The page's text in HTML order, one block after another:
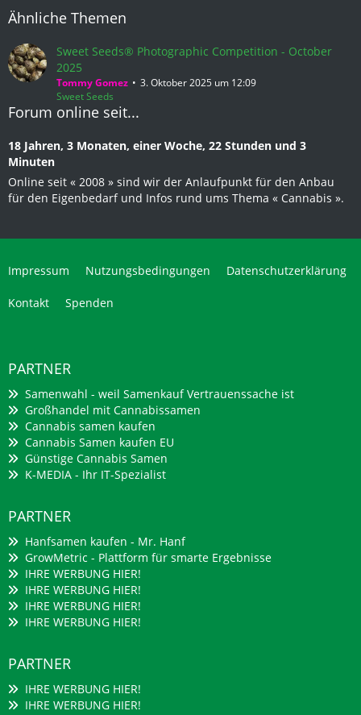
Ähnliche Themen
Sweet Seeds® Photographic Competition - October
2025
Tommy Gomez
3. Oktober 2025 um 12:09
Sweet Seeds
Forum online seit...
18 Jahren, 3 Monaten, einer Woche, 22 Stunden und 3
Minuten
Online seit « 2008 » sind wir der Anlaufpunkt für den Anbau
für den Eigenbedarf und Infos rund ums Thema « Cannabis ».
Impressum Nutzungsbedingungen Datenschutzerklärung
Kontakt Spenden
PARTNER
Samenwahl - weil Samenkauf Vertrauenssache ist
Großhandel mit Cannabissamen
Cannabis samen kaufen
Cannabis Samen kaufen EU
Günstige Cannabis Samen
K-MEDIA - Ihr IT-Spezialist
PARTNER
Hanfsamen kaufen - Mr. Hanf
GrowMetric - Plattform für smarte Ergebnisse
IHRE WERBUNG HIER!
IHRE WERBUNG HIER!
IHRE WERBUNG HIER!
IHRE WERBUNG HIER!
PARTNER
IHRE WERBUNG HIER!
IHRE WERBUNG HIER!